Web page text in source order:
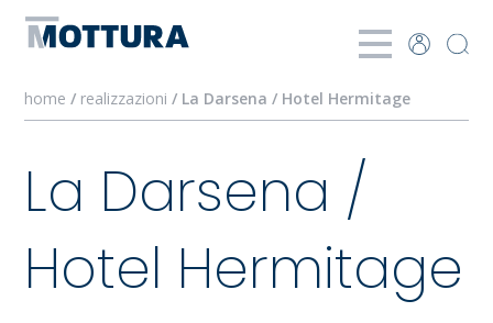
home / realizzazioni / La Darsena / Hotel Hermitage
La Darsena /
Hotel Hermitage